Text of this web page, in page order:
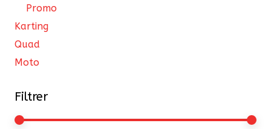
Promo
Karting
Quad
Moto
Filtrer